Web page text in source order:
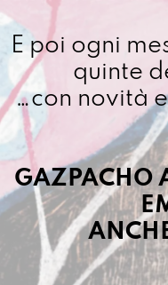
E poi ogni
quinte
…con novità
GAZPACHO